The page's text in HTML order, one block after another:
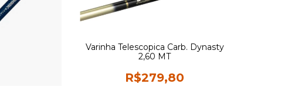
Varinha Telescopica Carb. Dynasty
2,60 MT
R$279,80